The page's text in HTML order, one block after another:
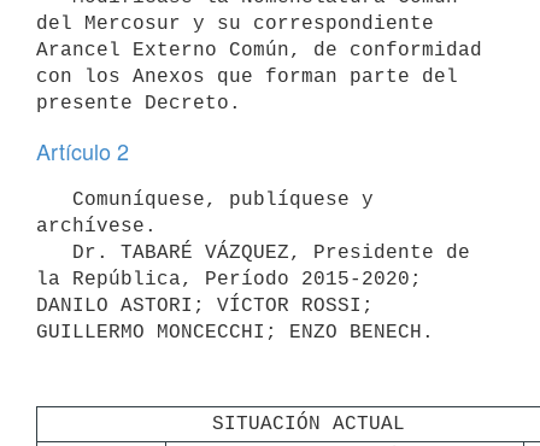
del Mercosur y su correspondiente
Arancel Externo Común, de conformidad
con los Anexos que forman parte del
Artículo 2
archívese.
la República, Período 2015-2020;
DANILO ASTORI; VÍCTOR ROSSI;
SITUACIÓN ACTUAL